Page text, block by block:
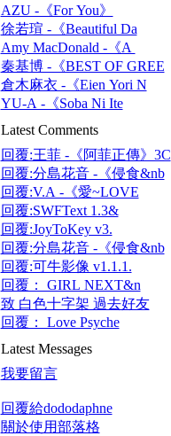
AZU -《For You》
徐若瑄 -《Beautiful Da
Amy MacDonald -《A
秦基博 -《BEST OF GREE
倉木麻衣 -《Eien Yori N
YU-A -《Soba Ni Ite
Latest Comments
回覆:王菲 -《阿菲正傳》3C
回覆:分島花音 -《侵食&nb
回覆:V.A -《愛~LOVE
回覆:SWFText 1.3&
回覆:JoyToKey v3.
回覆:分島花音 -《侵食&nb
回覆:可牛影像 v1.1.1.
回覆： GIRL NEXT&n
致 白色十字架 過去好友
回覆： Love Psyche
Latest Messages
我要留言
回覆給dododaphne
關於使用部落格